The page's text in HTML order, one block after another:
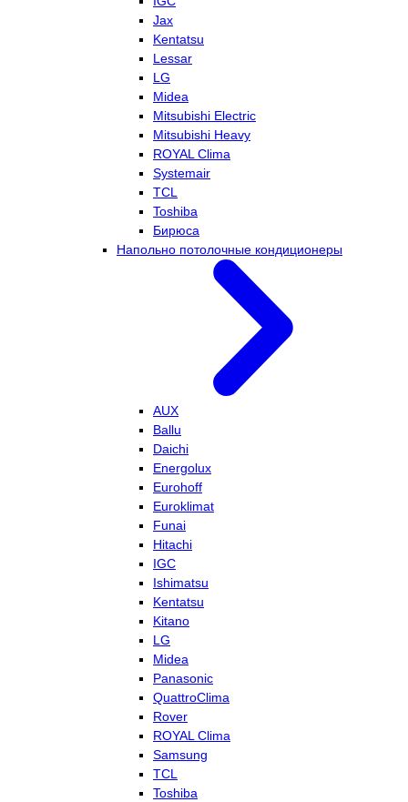
Jax
Kentatsu
Lessar
LG
Midea
Mitsubishi Electric
Mitsubishi Heavy
ROYAL Clima
Systemair
TCL
Toshiba
Бирюса
Напольно потолочные кондиционеры
AUX
Ballu
Daichi
Energolux
Eurohoff
Euroklimat
Funai
Hitachi
IGC
Ishimatsu
Kentatsu
Kitano
LG
Midea
Panasonic
QuattroClima
Rover
ROYAL Clima
Samsung
TCL
Toshiba